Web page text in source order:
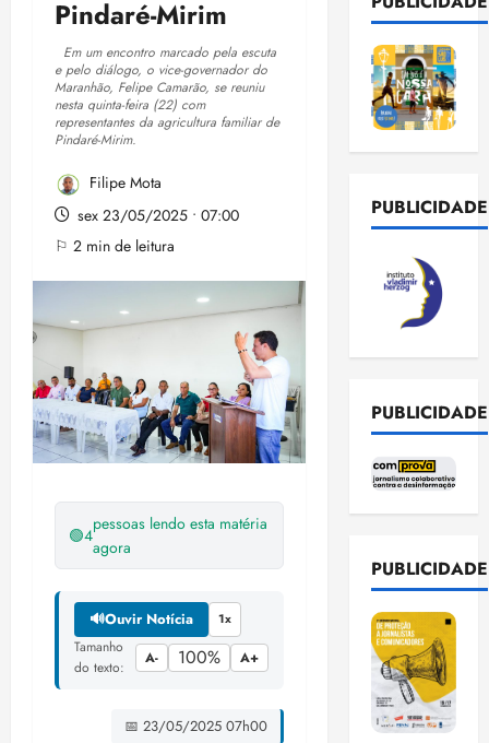
Pindaré-Mirim
Em um encontro marcado pela escuta
e pelo diálogo, o vice-governador do
Maranhão, Felipe Camarão, se reuniu
nesta quinta-feira (22) com
representantes da agricultura familiar de
Pindaré-Mirim.
Filipe Mota
sex 23/05/2025 • 07:00
⚐ 2 min de leitura
🟢4
pessoas lendo esta matéria
agora
🔊Ouvir Notícia 1x
Tamanho
do texto:
A- 100% A+
📅 23/05/2025 07h00
PUBLICIDADE
PUBLICIDADE
PUBLICIDADE